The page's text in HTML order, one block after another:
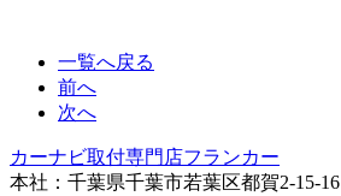
一覧へ戻る
前へ
次へ
カーナビ取付専⾨店フランカー
本社：千葉県千葉市若葉区都賀2-15-16